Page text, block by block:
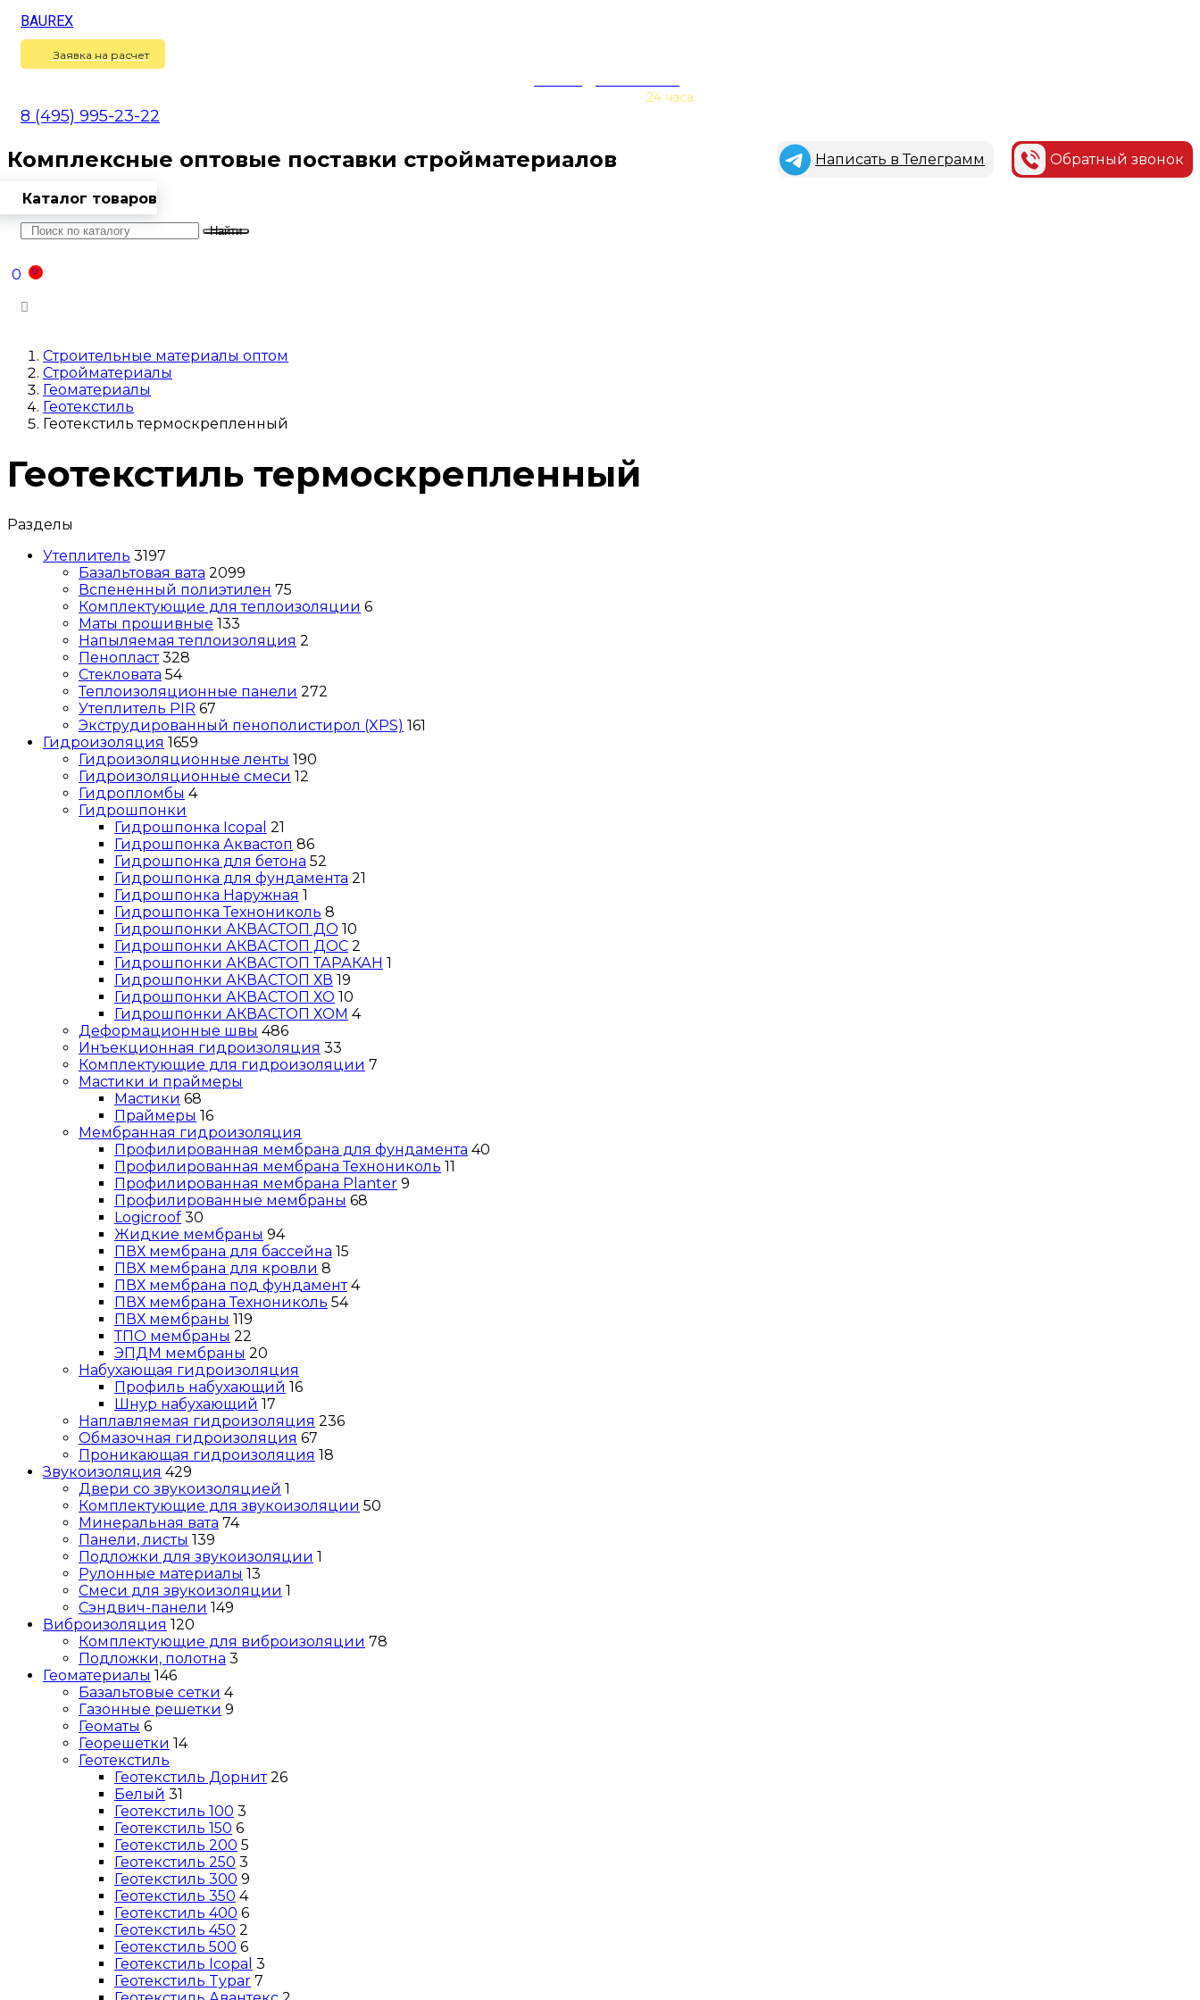
BAUREX
Заявка на расчет
24 часа
8 (495) 995-23-22
Комплексные оптовые поставки стройматериалов Написать в Телеграмм Обратный звонок
Каталог товаров
Найти
0
0
Строительные материалы оптом
Стройматериалы
Геоматериалы
Геотекстиль
Геотекстиль термоскрепленный
Геотекстиль термоскрепленный
Разделы
Утеплитель 3197
Базальтовая вата 2099
Вспененный полиэтилен 75
Комплектующие для теплоизоляции 6
Маты прошивные 133
Напыляемая теплоизоляция 2
Пенопласт 328
Стекловата 54
Теплоизоляционные панели 272
Утеплитель PIR 67
Экструдированный пенополистирол (XPS) 161
Гидроизоляция 1659
Гидроизоляционные ленты 190
Гидроизоляционные смеси 12
Гидропломбы 4
Гидрошпонки
Гидрошпонка Icopal 21
Гидрошпонка Аквастоп 86
Гидрошпонка для бетона 52
Гидрошпонка для фундамента 21
Гидрошпонка Наружная 1
Гидрошпонка Технониколь 8
Гидрошпонки АКВАСТОП ДО 10
Гидрошпонки АКВАСТОП ДОС 2
Гидрошпонки АКВАСТОП ТАРАКАН 1
Гидрошпонки АКВАСТОП ХВ 19
Гидрошпонки АКВАСТОП ХО 10
Гидрошпонки АКВАСТОП ХОМ 4
Деформационные швы 486
Инъекционная гидроизоляция 33
Комплектующие для гидроизоляции 7
Мастики и праймеры
Мастики 68
Праймеры 16
Мембранная гидроизоляция
Профилированная мембрана для фундамента 40
Профилированная мембрана Технониколь 11
Профилированная мембрана Planter 9
Профилированные мембраны 68
Logicroof 30
Жидкие мембраны 94
ПВХ мембрана для бассейна 15
ПВХ мембрана для кровли 8
ПВХ мембрана под фундамент 4
ПВХ мембрана Технониколь 54
ПВХ мембраны 119
ТПО мембраны 22
ЭПДМ мембраны 20
Набухающая гидроизоляция
Профиль набухающий 16
Шнур набухающий 17
Наплавляемая гидроизоляция 236
Обмазочная гидроизоляция 67
Проникающая гидроизоляция 18
Звукоизоляция 429
Двери со звукоизоляцией 1
Комплектующие для звукоизоляции 50
Минеральная вата 74
Панели, листы 139
Подложки для звукоизоляции 1
Рулонные материалы 13
Смеси для звукоизоляции 1
Сэндвич-панели 149
Виброизоляция 120
Комплектующие для виброизоляции 78
Подложки, полотна 3
Геоматериалы 146
Базальтовые сетки 4
Газонные решетки 9
Геоматы 6
Георешетки 14
Геотекстиль
Геотекстиль Дорнит 26
Белый 31
Геотекстиль 100 3
Геотекстиль 150 6
Геотекстиль 200 5
Геотекстиль 250 3
Геотекстиль 300 9
Геотекстиль 350 4
Геотекстиль 400 6
Геотекстиль 450 2
Геотекстиль 500 6
Геотекстиль Icopal 3
Геотекстиль Typar 7